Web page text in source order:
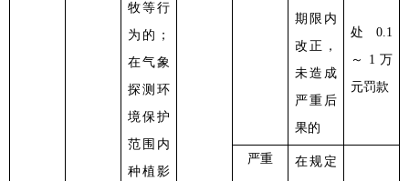
牧等行
为的；
在气象
探测环
境保护
范围内
种植影
期限内
改正，
未造成
严重后
果的
处 0.1
～1万
元罚款
严重
在规定